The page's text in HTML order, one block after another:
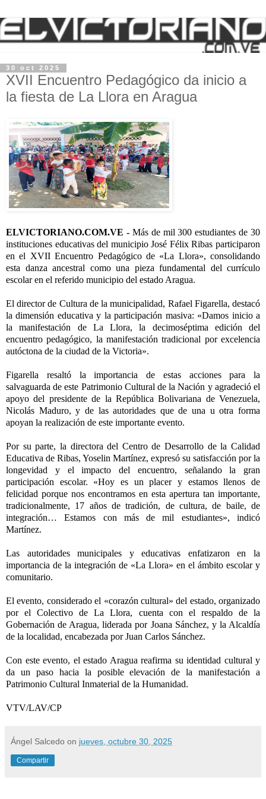
30 oct 2025
XVII Encuentro Pedagógico da inicio a
la fiesta de La Llora en Aragua
ELVICTORIANO.COM.VE - Más de mil 300 estudiantes de 30
instituciones educativas del municipio José Félix Ribas participaron
en el XVII Encuentro Pedagógico de «La Llora», consolidando
esta danza ancestral como una pieza fundamental del currículo
escolar en el referido municipio del estado Aragua.
El director de Cultura de la municipalidad, Rafael Figarella, destacó
la dimensión educativa y la participación masiva: «Damos inicio a
la manifestación de La Llora, la decimoséptima edición del
encuentro pedagógico, la manifestación tradicional por excelencia
autóctona de la ciudad de la Victoria».
Figarella resaltó la importancia de estas acciones para la
salvaguarda de este Patrimonio Cultural de la Nación y agradeció el
apoyo del presidente de la República Bolivariana de Venezuela,
Nicolás Maduro, y de las autoridades que de una u otra forma
apoyan la realización de este importante evento.
Por su parte, la directora del Centro de Desarrollo de la Calidad
Educativa de Ribas, Yoselin Martínez, expresó su satisfacción por la
longevidad y el impacto del encuentro, señalando la gran
participación escolar. «Hoy es un placer y estamos llenos de
felicidad porque nos encontramos en esta apertura tan importante,
tradicionalmente, 17 años de tradición, de cultura, de baile, de
integración… Estamos con más de mil estudiantes», indicó
Martínez.
Las autoridades municipales y educativas enfatizaron en la
importancia de la integración de «La Llora» en el ámbito escolar y
comunitario.
El evento, considerado el «corazón cultural» del estado, organizado
por el Colectivo de La Llora, cuenta con el respaldo de la
Gobernación de Aragua, liderada por Joana Sánchez, y la Alcaldía
de la localidad, encabezada por Juan Carlos Sánchez.
Con este evento, el estado Aragua reafirma su identidad cultural y
da un paso hacia la posible elevación de la manifestación a
Patrimonio Cultural Inmaterial de la Humanidad.
VTV/LAV/CP
Ángel Salcedo on jueves, octubre 30, 2025
Compartir